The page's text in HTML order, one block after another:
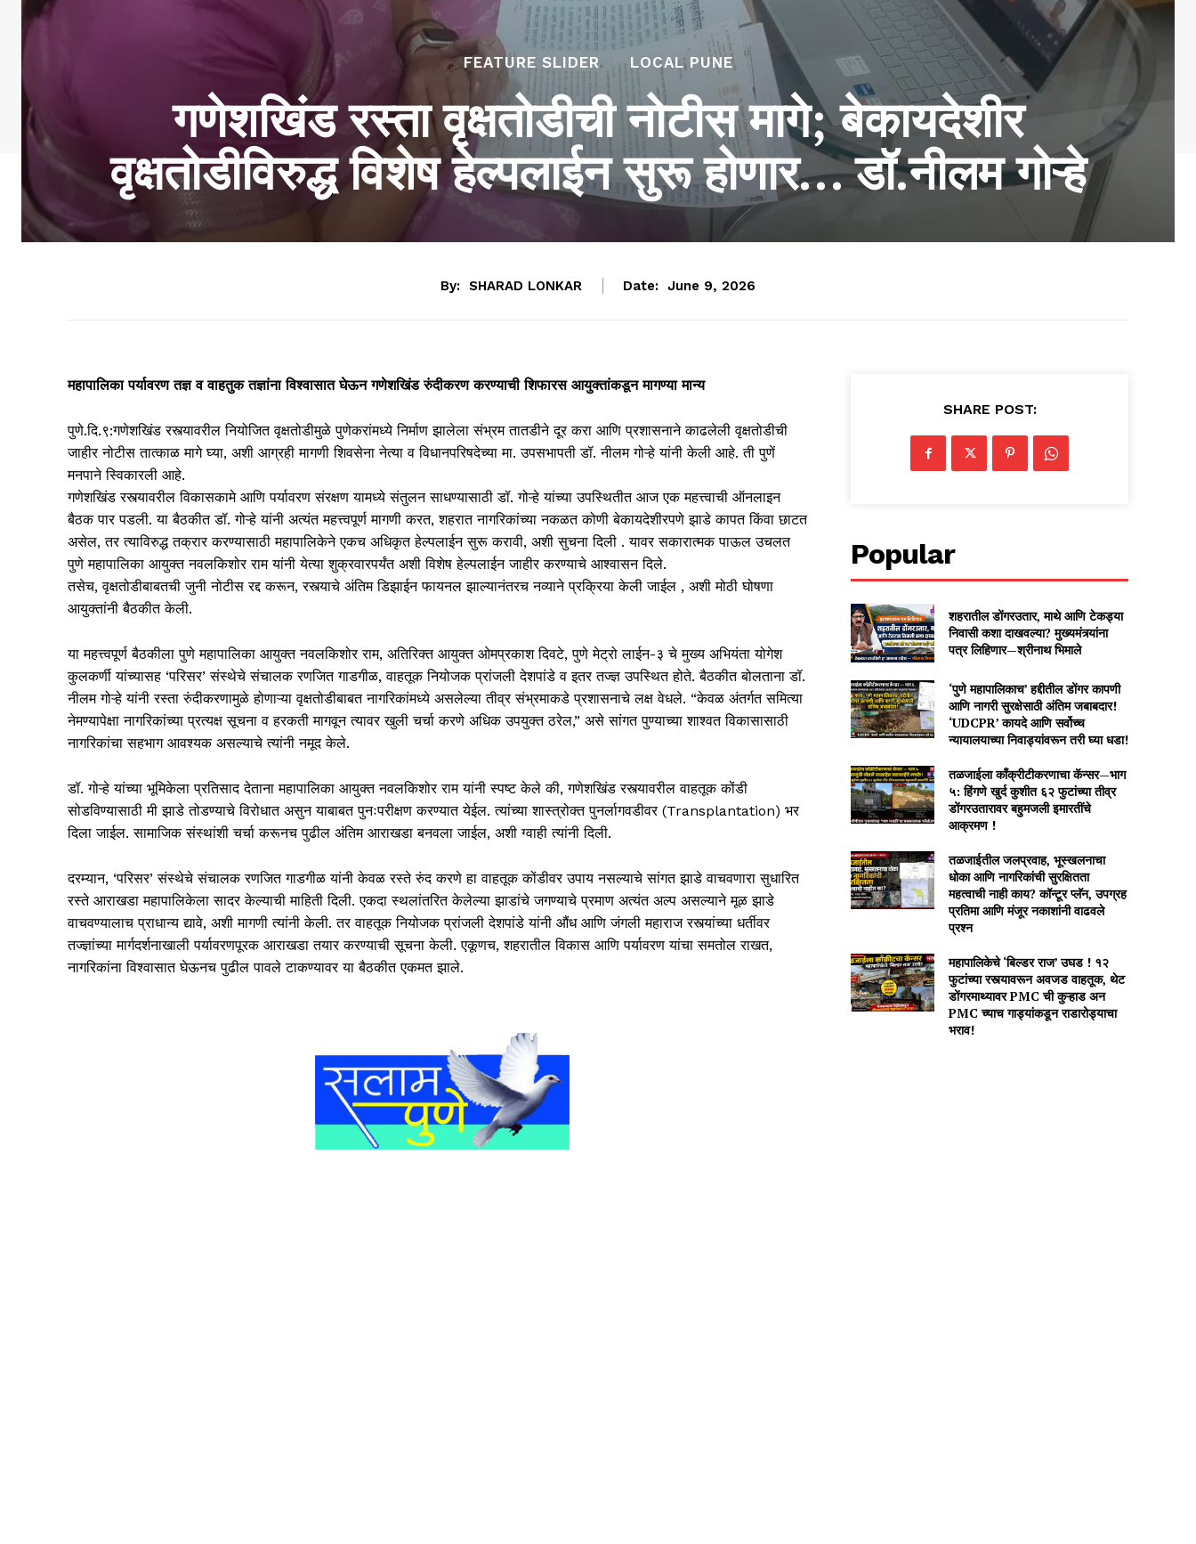
FEATURE SLIDER LOCAL PUNE
गणेशखिंड रस्ता वृक्षतोडीची नोटीस मागे; बेकायदेशीर
वृक्षतोडीविरुद्ध विशेष हेल्पलाईन सुरू होणार… डॉ.नीलम गोऱ्हे
By: SHARAD LONKAR Date: June 9, 2026
महापालिका पर्यावरण तज्ञ व वाहतुक तज्ञांना विश्वासात घेऊन गणेशखिंड रुंदीकरण करण्याची शिफारस आयुक्तांकडून मागण्या मान्य
पुणे.दि.९:गणेशखिंड रस्त्यावरील नियोजित वृक्षतोडीमुळे पुणेकरांमध्ये निर्माण झालेला संभ्रम तातडीने दूर करा आणि प्रशासनाने काढलेली वृक्षतोडीची
जाहीर नोटीस तात्काळ मागे घ्या, अशी आग्रही मागणी शिवसेना नेत्या व विधानपरिषदेच्या मा. उपसभापती डॉ. नीलम गोऱ्हे यांनी केली आहे. ती पुणें
मनपाने स्विकारली आहे.
गणेशखिंड रस्त्यावरील विकासकामे आणि पर्यावरण संरक्षण यामध्ये संतुलन साधण्यासाठी डॉ. गोऱ्हे यांच्या उपस्थितीत आज एक महत्त्वाची ऑनलाइन
बैठक पार पडली. या बैठकीत डॉ. गोऱ्हे यांनी अत्यंत महत्त्वपूर्ण मागणी करत, शहरात नागरिकांच्या नकळत कोणी बेकायदेशीरपणे झाडे कापत किंवा छाटत
असेल, तर त्याविरुद्ध तक्रार करण्यासाठी महापालिकेने एकच अधिकृत हेल्पलाईन सुरू करावी, अशी सुचना दिली . यावर सकारात्मक पाऊल उचलत
पुणे महापालिका आयुक्त नवलकिशोर राम यांनी येत्या शुक्रवारपर्यंत अशी विशेष हेल्पलाईन जाहीर करण्याचे आश्वासन दिले.
तसेच, वृक्षतोडीबाबतची जुनी नोटीस रद्द करून, रस्त्याचे अंतिम डिझाईन फायनल झाल्यानंतरच नव्याने प्रक्रिया केली जाईल , अशी मोठी घोषणा
आयुक्तांनी बैठकीत केली.
या महत्त्वपूर्ण बैठकीला पुणे महापालिका आयुक्त नवलकिशोर राम, अतिरिक्त आयुक्त ओमप्रकाश दिवटे, पुणे मेट्रो लाईन-३ चे मुख्य अभियंता योगेश
कुलकर्णी यांच्यासह ‘परिसर’ संस्थेचे संचालक रणजित गाडगीळ, वाहतूक नियोजक प्रांजली देशपांडे व इतर तज्ज्ञ उपस्थित होते. बैठकीत बोलताना डॉ.
नीलम गोऱ्हे यांनी रस्ता रुंदीकरणामुळे होणाऱ्या वृक्षतोडीबाबत नागरिकांमध्ये असलेल्या तीव्र संभ्रमाकडे प्रशासनाचे लक्ष वेधले. “केवळ अंतर्गत समित्या
नेमण्यापेक्षा नागरिकांच्या प्रत्यक्ष सूचना व हरकती मागवून त्यावर खुली चर्चा करणे अधिक उपयुक्त ठरेल,” असे सांगत पुण्याच्या शाश्वत विकासासाठी
नागरिकांचा सहभाग आवश्यक असल्याचे त्यांनी नमूद केले.
डॉ. गोऱ्हे यांच्या भूमिकेला प्रतिसाद देताना महापालिका आयुक्त नवलकिशोर राम यांनी स्पष्ट केले की, गणेशखिंड रस्त्यावरील वाहतूक कोंडी
सोडविण्यासाठी मी झाडे तोडण्याचे विरोधात असुन याबाबत पुनःपरीक्षण करण्यात येईल. त्यांच्या शास्त्रोक्त पुनर्लागवडीवर (Transplantation) भर
दिला जाईल. सामाजिक संस्थांशी चर्चा करूनच पुढील अंतिम आराखडा बनवला जाईल, अशी ग्वाही त्यांनी दिली.
दरम्यान, ‘परिसर’ संस्थेचे संचालक रणजित गाडगीळ यांनी केवळ रस्ते रुंद करणे हा वाहतूक कोंडीवर उपाय नसल्याचे सांगत झाडे वाचवणारा सुधारित
रस्ते आराखडा महापालिकेला सादर केल्याची माहिती दिली. एकदा स्थलांतरित केलेल्या झाडांचे जगण्याचे प्रमाण अत्यंत अल्प असल्याने मूळ झाडे
वाचवण्यालाच प्राधान्य द्यावे, अशी मागणी त्यांनी केली. तर वाहतूक नियोजक प्रांजली देशपांडे यांनी औंध आणि जंगली महाराज रस्त्यांच्या धर्तीवर
तज्ज्ञांच्या मार्गदर्शनाखाली पर्यावरणपूरक आराखडा तयार करण्याची सूचना केली. एकूणच, शहरातील विकास आणि पर्यावरण यांचा समतोल राखत,
नागरिकांना विश्वासात घेऊनच पुढील पावले टाकण्यावर या बैठकीत एकमत झाले.
SHARE POST:
Popular
शहरातील डोंगरउतार, माथे आणि टेकड्या
निवासी कशा दाखवल्या? मुख्यमंत्र्यांना
पत्र लिहिणार—श्रीनाथ भिमाले
‘पुणे महापालिकाच’ हद्दीतील डोंगर कापणी
आणि नागरी सुरक्षेसाठी अंतिम जबाबदार!
‘UDCPR’ कायदे आणि सर्वोच्च
न्यायालयाच्या निवाड्यांवरून तरी घ्या धडा!
तळजाईला काँक्रीटीकरणाचा कॅन्सर—भाग
५: हिंगणे खुर्द कुशीत ६२ फुटांच्या तीव्र
डोंगरउतारावर बहुमजली इमारतींचे
आक्रमण !
तळजाईतील जलप्रवाह, भूस्खलनाचा
धोका आणि नागरिकांची सुरक्षितता
महत्वाची नाही काय? कॉन्टूर प्लॅन, उपग्रह
प्रतिमा आणि मंजूर नकाशांनी वाढवले
प्रश्न
महापालिकेचे ‘बिल्डर राज’ उघड ! १२
फुटांच्या रस्त्यावरून अवजड वाहतूक, थेट
डोंगरमाथ्यावर PMC ची कुऱ्हाड अन
PMC च्याच गाड्यांकडून राडारोड्याचा
भराव!